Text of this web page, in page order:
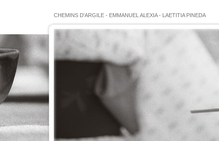
CHEMINS D'ARGILE - EMMANUEL ALEXIA- LAETITIA PINEDA